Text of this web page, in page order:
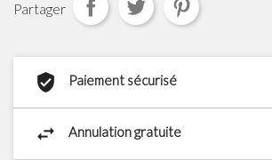
Partager
Paiement sécurisé
Annulation gratuite